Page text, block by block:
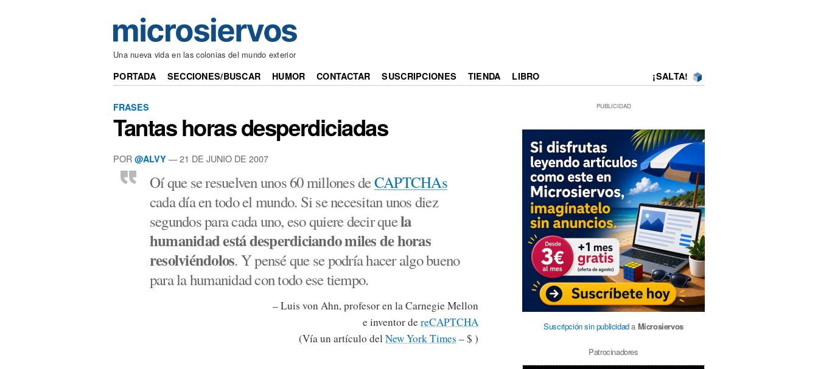
Una nueva vida en las colonias del mundo exterior
PORTADA SECCIONES/BUSCAR HUMOR CONTACTAR SUSCRIPCIONES TIENDA LIBRO ¡SALTA!
FRASES
Tantas horas desperdiciadas
POR @ALVY — 21 DE JUNIO DE 2007
Oí que se resuelven unos 60 millones deCAPTCHAs
cada día en todo el mundo. Si se necesitan unos diez
segundos para cada uno, eso quiere decir quela
humanidad está desperdiciando miles de horas
resolviéndolos. Y pensé que se podría hacer algo bueno
para la humanidad con todo ese tiempo.
– Luis von Ahn, profesor en la Carnegie Mellon
e inventor dereCAPTCHA
(Vía un artículo delNew York Times – $ )
PUBLICIDAD
Suscripción sin publicidada Microsiervos
Patrocinadores